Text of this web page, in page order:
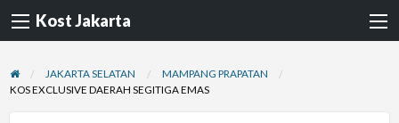
Kost Jakarta
JAKARTA SELATAN
MAMPANG PRAPATAN
KOS EXCLUSIVE DAERAH SEGITIGA EMAS